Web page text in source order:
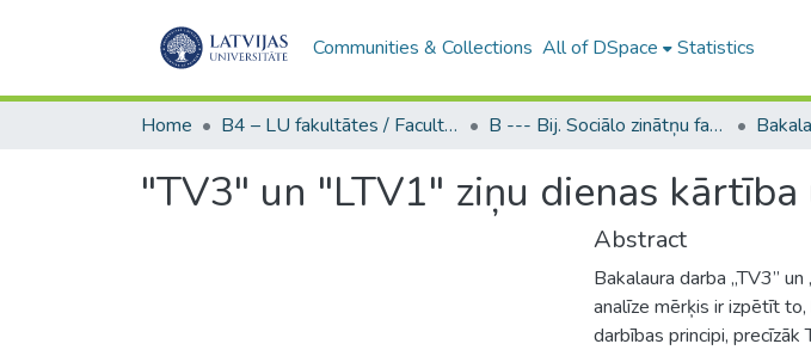
Communities & Collections All of DSpace Statistics
Home B4 – LU fakultātes / Faculties of the UL B --- Bij. Sociālo zinātņu fakultātes noslēguma darbi / Faculty of Social Sciences - Graduate works
"TV3" un "LTV1" ziņu dienas
Abstract
Bakalaura darba „TV3”
analīze mērķis ir izpētīt
darbības principi,